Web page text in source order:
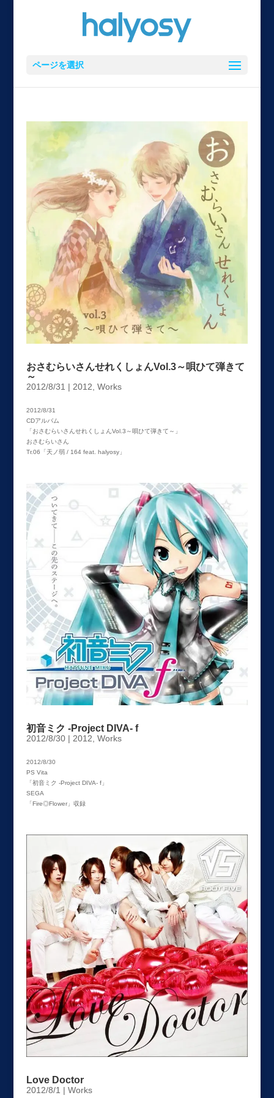
ページを選択
おさむらいさんせれくしょんVol.3～唄ひて弾きて
～
2012/8/31 | 2012 Works
2012/8/31
CDアルバム
「おさむらいさんせれくしょんVol.3～唄ひて弾きて～」
おさむらいさん
Tr.06「天ノ弱 / 164 feat. halyosy」
初音ミク -Project DIVA- f
2012/8/30| 2012 Works
2012/8/30
PS Vita
「初音ミク -Project DIVA- f」
SEGA
「Fire◎Flower」収録
Love Doctor
2012/8/1 | Works